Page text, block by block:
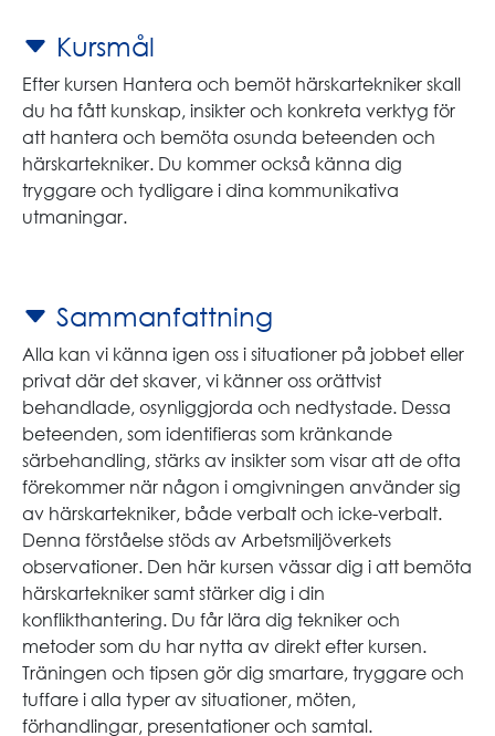
Kursmål
Efter kursen Hantera och bemöt härskartekniker skall
du ha fått kunskap, insikter och konkreta verktyg för
att hantera och bemöta osunda beteenden och
härskartekniker. Du kommer också känna dig
tryggare och tydligare i dina kommunikativa
utmaningar.
Sammanfattning
Alla kan vi känna igen oss i situationer på jobbet eller
privat där det skaver, vi känner oss orättvist
behandlade, osynliggjorda och nedtystade. Dessa
beteenden, som identifieras som kränkande
särbehandling, stärks av insikter som visar att de ofta
förekommer när någon i omgivningen använder sig
av härskartekniker, både verbalt och icke-verbalt.
Denna förståelse stöds av Arbetsmiljöverkets
observationer. Den här kursen vässar dig i att bemöta
härskartekniker samt stärker dig i din
konflikthantering. Du får lära dig tekniker och
metoder som du har nytta av direkt efter kursen.
Träningen och tipsen gör dig smartare, tryggare och
tuffare i alla typer av situationer, möten,
förhandlingar, presentationer och samtal.